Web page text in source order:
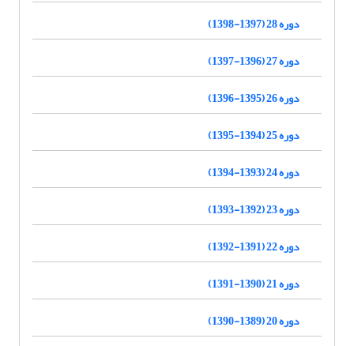
دوره 28 (1397-1398)
دوره 27 (1396-1397)
دوره 26 (1395-1396)
دوره 25 (1394-1395)
دوره 24 (1393-1394)
دوره 23 (1392-1393)
دوره 22 (1391-1392)
دوره 21 (1390-1391)
دوره 20 (1389-1390)